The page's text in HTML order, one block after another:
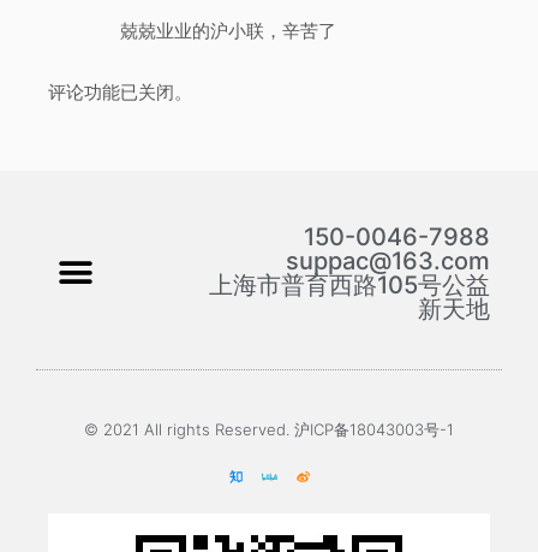
兢兢业业的沪小联，辛苦了
评论功能已关闭。
150-0046-7988
suppac@163.com
上海市普育西路105号公益
新天地
© 2021 All rights Reserved. 沪ICP备18043003号-1